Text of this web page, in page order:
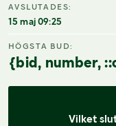
AVSLUTADES:
15 maj 09:25
HÖGSTA BUD:
{bid, number,
Vilket